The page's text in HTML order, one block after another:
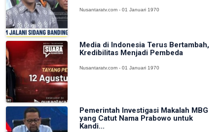
Nusantaratv.com - 01 Januari 1970
Media di Indonesia Terus Bertambah,
Kredibilitas Menjadi Pembeda
Nusantaratv.com - 01 Januari 1970
Pemerintah Investigasi Makalah MBG
yang Catut Nama Prabowo untuk
Kandi...